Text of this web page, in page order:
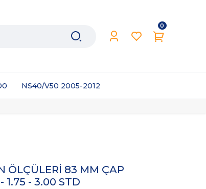
0
NS40/V50 2005-2012
ÖLÇÜLERİ 83 MM ÇAP
1.75 - 3.00 STD